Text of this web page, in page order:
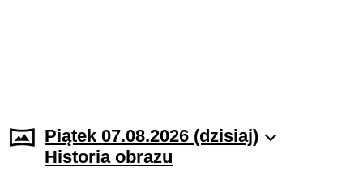
Piątek 07.08.2026 (dzisiaj)
Historia obrazu